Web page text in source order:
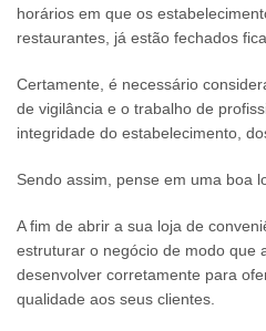
horários em que os
restaurantes, já estão fechados
Certamente, é necessário
de vigilância e o trabalho de
integridade do estabelecimento,
Sendo assim, pense em uma boa
A fim de abrir a sua loja de
estruturar o negócio de modo que
desenvolver corretamente para
qualidade aos seus clientes.